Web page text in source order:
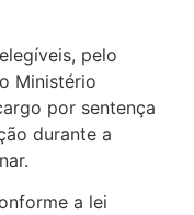
pelo
Ministério
por sentença
durante a
a lei